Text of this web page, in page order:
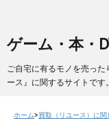
ゲーム・本・
ご自宅に有るモノを売っ
ース』に関するサイトです
ホーム>買取（リユース）に関